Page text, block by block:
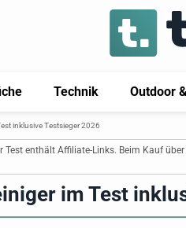
Technik Outdoor
inklusive Testsieger 2026
Test enthält Affiliate-Links. Beim Kauf
im Test